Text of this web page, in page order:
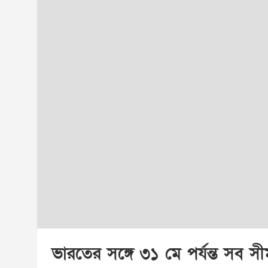
ভারতের সঙ্গে ৩১ মে পর্যন্ত সব